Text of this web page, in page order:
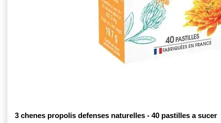
3 chenes propolis defenses naturelles - 40 pastilles a sucer